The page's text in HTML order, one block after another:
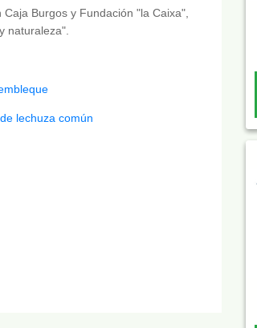
Burgos y Fundación "la Caixa",
naturaleza".
lechuza común